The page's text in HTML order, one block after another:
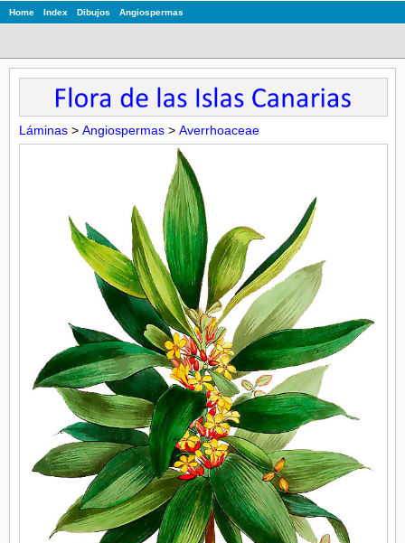
Home Index Dibujos Angiospermas
Láminas > Angiospermas > Averrhoaceae